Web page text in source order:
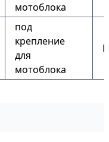
мотоблока
под
крепление
для
мотоблока